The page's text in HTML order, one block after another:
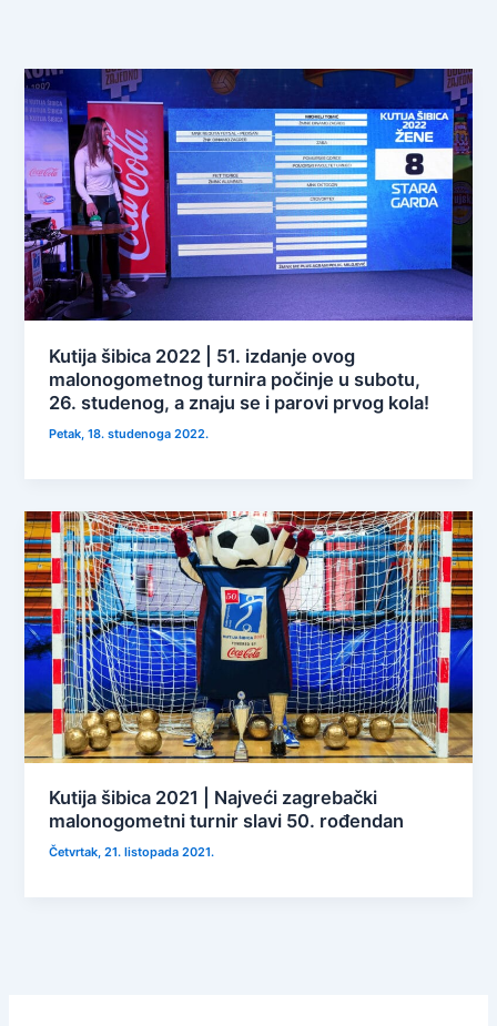
Kutija šibica 2022 | 51. izdanje ovog
malonogometnog turnira počinje u subotu,
26. studenog, a znaju se i parovi prvog kola!
Petak, 18. studenoga 2022.
Kutija šibica 2021 | Najveći zagrebački
malonogometni turnir slavi 50. rođendan
Četvrtak, 21. listopada 2021.